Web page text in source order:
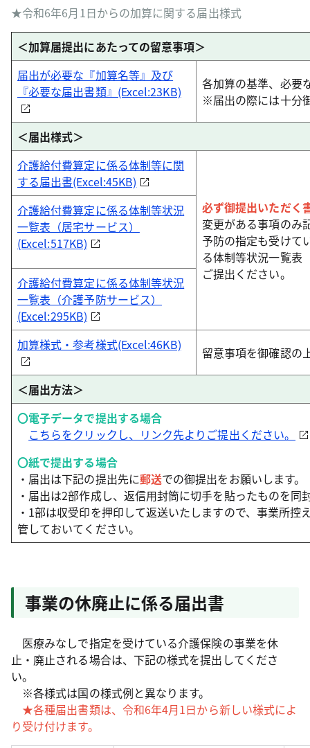
★令和6年6月1日からの加算に関する届出様式
＜加算届提出にあたっての留意事項＞
届出が必要な『加算名等』及び
『必要な届出書類』(Excel:23KB)
各加算の基準、必要
※届出の際には十分
＜届出様式＞
介護給付費算定に係る体制等に関
する届出書(Excel:45KB)
必ず御提出いただく
変更がある事項のみ
予防の指定も受けて
る体制等状況一覧表
ご提出ください。
介護給付費算定に係る体制等状況
一覧表（居宅サービス）
(Excel:517KB)
介護給付費算定に係る体制等状況
一覧表（介護予防サービス）
(Excel:295KB)
加算様式・参考様式(Excel:46KB)
留意事項を御確認の
＜届出方法＞
〇電子データで提出する場合
こちらをクリックし、リンク先よりご提出ください。
〇紙で提出する場合
・届出は下記の提出先に郵送での御提出をお願いします。
・届出は2部作成し、返信用封筒に切手を貼ったものを同
・1部は収受印を押印して返送いたしますので、事業所控
管しておいてください。
事業の休廃止に係る届出書
医療みなしで指定を受けている介護保険の事業を休
止・廃止される場合は、下記の様式を提出してくださ
い。
※各様式は国の様式例と異なります。
★各種届出書類は、令和6年4月1日から新しい様式によ
り受け付けます。